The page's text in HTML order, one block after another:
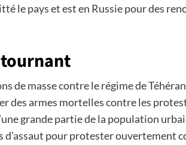
le pays et est en Russie pour des
de masse contre le régime de
des armes mortelles contre les
grande partie de la population
d’assaut pour protester ouvertement